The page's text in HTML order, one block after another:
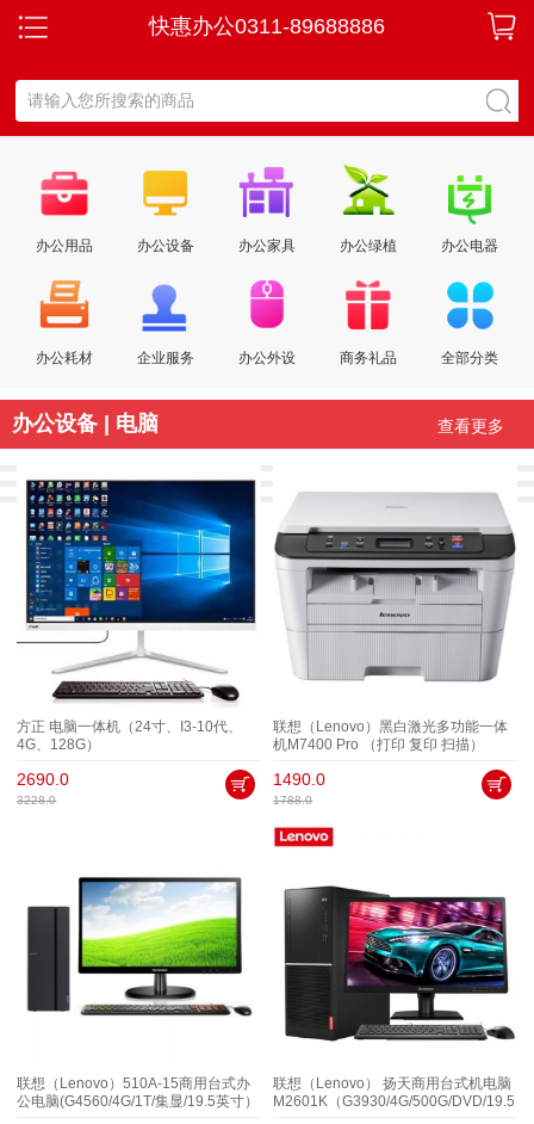
快惠办公0311-89688886
办公用品 办公设备 办公家具 办公绿植 办公电器
办公耗材 企业服务 办公外设 商务礼品 全部分类
办公设备 | 电脑 查看更多
方正 电脑一体机（24寸、I3-10代、
4G、128G）
2690.0
3228.0
联想（Lenovo）黑白激光多功能一体
机M7400 Pro （打印 复印 扫描）
1490.0
1788.0
联想（Lenovo）510A-15商用台式办
公电脑(G4560/4G/1T/集显/19.5英寸）
联想（Lenovo） 扬天商用台式机电脑
M2601K（G3930/4G/500G/DVD/19.5